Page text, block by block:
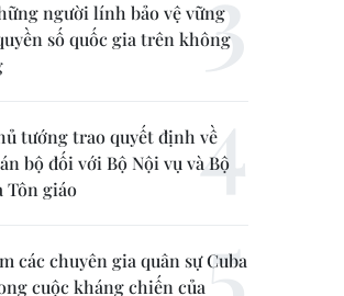
người lính bảo vệ vững
số quốc gia trên không
tướng trao quyết định về
bộ đối với Bộ Nội vụ và Bộ
Tôn giáo
các chuyên gia quân sự Cuba
cuộc kháng chiến của